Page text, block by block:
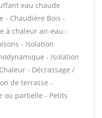
eau chaude
- Chaudière Bois -
à chaleur air-eau -
- Isolation
- Isolation
- Décrassage /
de terrasse -
ou partielle - Petits